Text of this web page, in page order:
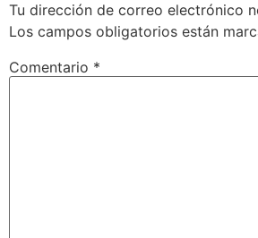
Tu dirección de correo electrónico
Los campos obligatorios están
Comentario *